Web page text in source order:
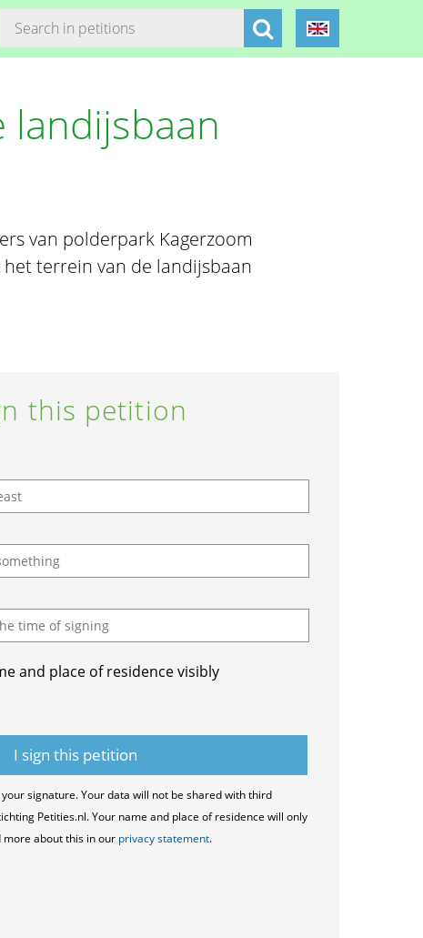
van polderpark Kagerzoom
terrein van de landijsbaan
this petition
and place of residence visibly
signature. Your data will not be shared with third
Petities.nl. Your name and place of residence will only
more about this in our privacy statement.